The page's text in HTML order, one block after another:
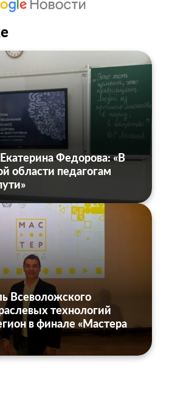
Федорова: «В
области педагогам
Всеволожского
технологий
в финале «Мастера